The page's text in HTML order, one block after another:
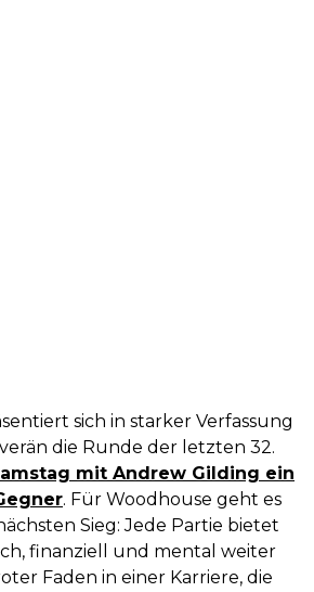
sich in starker Verfassung
die Runde der letzten 32.
mit Andrew Gilding ein
. Für Woodhouse geht es
Sieg: Jede Partie bietet
finanziell und mental weiter
Faden in einer Karriere, die